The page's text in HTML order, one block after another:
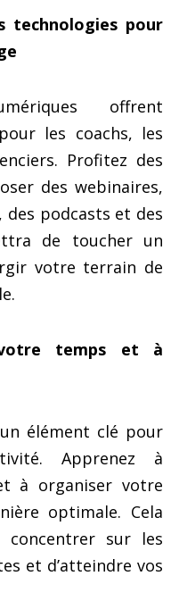
technologies pour
offrent
les coachs, les
Profitez des
des webinaires,
podcasts et des
de toucher un
votre terrain de
temps et à
élément clé pour
Apprenez à
à organiser votre
optimale. Cela
sur les
et d’atteindre vos